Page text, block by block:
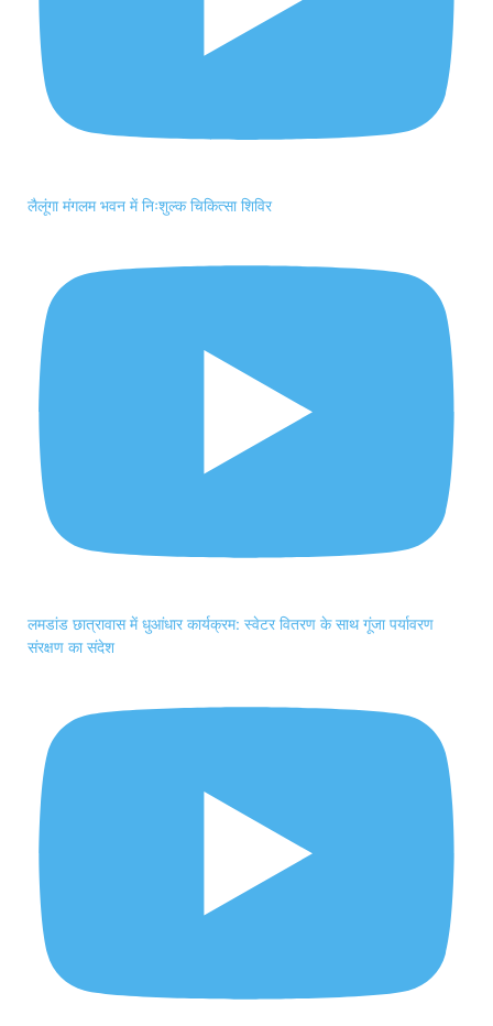
लैलूंगा मंगलम भवन में निःशुल्क चिकित्सा शिविर
लमडांड छात्रावास में धुआंधार कार्यक्रम: स्वेटर वितरण के साथ गूंजा पर्यावरण
संरक्षण का संदेश